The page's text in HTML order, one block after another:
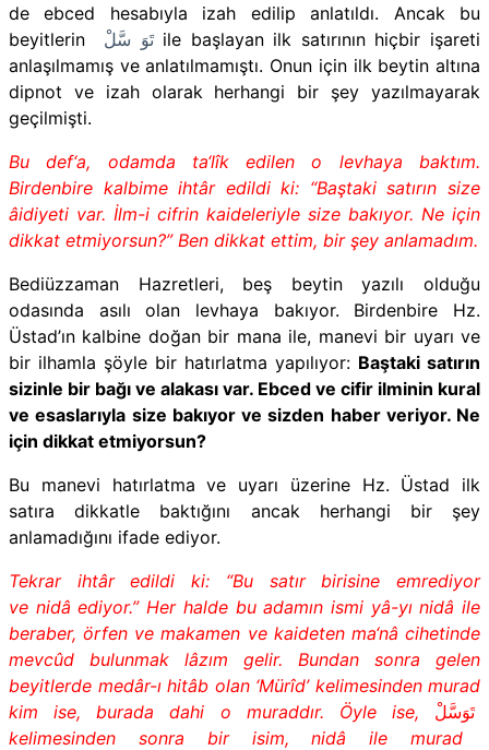
de ebced hesabıyla izah edilip anlatıldı. Ancak bu
beyitlerin
تَوَ سَّلْ ile başlayan ilk satırının hiçbir işareti
anlaşılmamış ve anlatılmamıştı. Onun için ilk beytin altına
dipnot ve izah olarak herhangi bir şey yazılmayarak
geçilmişti.
Bu def‘a, odamda ta‘lîk edilen o levhaya baktım.
Birdenbire kalbime ihtâr edildi ki: “Baştaki satırın size
âidiyeti var. İlm-i cifrin kaideleriyle size bakıyor. Ne için
dikkat etmiyorsun?” Ben dikkat ettim, bir şey anlamadım.
Bediüzzaman Hazretleri, beş beytin yazılı olduğu
odasında asılı olan levhaya bakıyor. Birdenbire Hz.
Üstad’ın kalbine doğan bir mana ile, manevi bir uyarı ve
bir ilhamla şöyle bir hatırlatma yapılıyor: Baştaki satırın
sizinle bir bağı ve alakası var. Ebced ve cifir ilminin kural
ve esaslarıyla size bakıyor ve sizden haber veriyor. Ne
için dikkat etmiyorsun?
Bu manevi hatırlatma ve uyarı üzerine Hz. Üstad ilk
satıra dikkatle baktığını ancak herhangi bir şey
anlamadığını ifade ediyor.
Tekrar ihtâr edildi ki: “Bu satır birisine emrediyor
ve nidâ ediyor.” Her halde bu adamın ismi yâ-yı nidâ ile
beraber, örfen ve maka­men ve kaideten ma‘nâ cihetinde
mevcûd bulunmak lâzım gelir. Bundan sonra gelen
beyitlerde medâr-ı hitâb olan ‘Mürîd’ kelimesinden murad
kim ise, burada dahi o muraddır. Öyle ise,
تَوَسَّلْ
kelimesinden sonra bir isim, nidâ ile murad